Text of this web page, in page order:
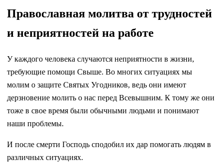
Православная молитва от трудностей
и неприятностей на работе
У каждого человека случаются неприятности в жизни,
требующие помощи Свыше. Во многих ситуациях мы
молим о защите Святых Угодников, ведь они имеют
дерзновение молить о нас перед Всевышним. К тому же они
тоже в свое время были обычными людьми и понимают
наши проблемы.
И после смерти Господь сподобил их дар помогать людям в
различных ситуациях.